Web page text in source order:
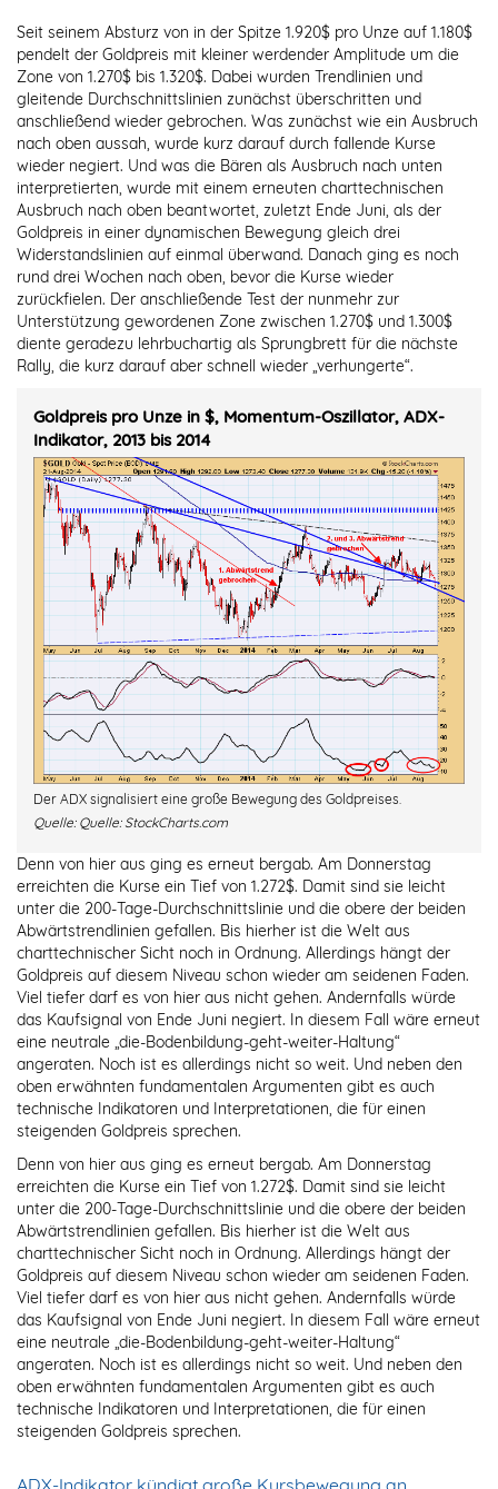
Seit seinem Absturz von in der Spitze 1.920$ pro Unze auf 1.180$
pendelt der Goldpreis mit kleiner werdender Amplitude um die
Zone von 1.270$ bis 1.320$. Dabei wurden Trendlinien und
gleitende Durchschnittslinien zunächst überschritten und
anschließend wieder gebrochen. Was zunächst wie ein Ausbruch
nach oben aussah, wurde kurz darauf durch fallende Kurse
wieder negiert. Und was die Bären als Ausbruch nach unten
interpretierten, wurde mit einem erneuten charttechnischen
Ausbruch nach oben beantwortet, zuletzt Ende Juni, als der
Goldpreis in einer dynamischen Bewegung gleich drei
Widerstandslinien auf einmal überwand. Danach ging es noch
rund drei Wochen nach oben, bevor die Kurse wieder
zurückfielen. Der anschließende Test der nunmehr zur
Unterstützung gewordenen Zone zwischen 1.270$ und 1.300$
diente geradezu lehrbuchartig als Sprungbrett für die nächste
Rally, die kurz darauf aber schnell wieder „verhungerte“.
Goldpreis pro Unze in $, Momentum-Oszillator, ADX-
Indikator, 2013 bis 2014
Der ADX signalisiert eine große Bewegung des Goldpreises.
Quelle: Quelle: StockCharts.com
Denn von hier aus ging es erneut bergab. Am Donnerstag
erreichten die Kurse ein Tief von 1.272$. Damit sind sie leicht
unter die 200-Tage-Durchschnittslinie und die obere der beiden
Abwärtstrendlinien gefallen. Bis hierher ist die Welt aus
charttechnischer Sicht noch in Ordnung. Allerdings hängt der
Goldpreis auf diesem Niveau schon wieder am seidenen Faden.
Viel tiefer darf es von hier aus nicht gehen. Andernfalls würde
das Kaufsignal von Ende Juni negiert. In diesem Fall wäre erneut
eine neutrale „die-Bodenbildung-geht-weiter-Haltung“
angeraten. Noch ist es allerdings nicht so weit. Und neben den
oben erwähnten fundamentalen Argumenten gibt es auch
technische Indikatoren und Interpretationen, die für einen
steigenden Goldpreis sprechen.
Denn von hier aus ging es erneut bergab. Am Donnerstag
erreichten die Kurse ein Tief von 1.272$. Damit sind sie leicht
unter die 200-Tage-Durchschnittslinie und die obere der beiden
Abwärtstrendlinien gefallen. Bis hierher ist die Welt aus
charttechnischer Sicht noch in Ordnung. Allerdings hängt der
Goldpreis auf diesem Niveau schon wieder am seidenen Faden.
Viel tiefer darf es von hier aus nicht gehen. Andernfalls würde
das Kaufsignal von Ende Juni negiert. In diesem Fall wäre erneut
eine neutrale „die-Bodenbildung-geht-weiter-Haltung“
angeraten. Noch ist es allerdings nicht so weit. Und neben den
oben erwähnten fundamentalen Argumenten gibt es auch
technische Indikatoren und Interpretationen, die für einen
steigenden Goldpreis sprechen.
ADX-Indikator kündigt große Kursbewegung an